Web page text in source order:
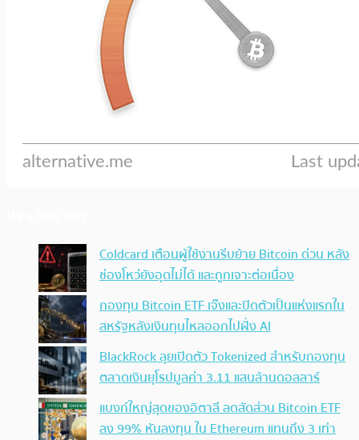
Coldcard เตือนผู้ใช้งานรีบย้าย Bitcoin ด่วน หลัง
ช่องโหว่ยังอุดไม่ได้ และถูกเจาะต่อเนื่อง
กองทุน Bitcoin ETF เจ๊งและปิดตัวเป็นแห่งแรกใน
สหรัฐหลังเงินทุนไหลออกไปฝั่ง AI
BlackRock ลุยเปิดตัว Tokenized สำหรับกองทุน
ตลาดเงินยุโรปมูลค่า 3.11 แสนล้านดอลลาร์
แบงก์ใหญ่สุดของอิตาลี ลดสัดส่วน Bitcoin ETF
ลง 99% หันลงทุน ใน Ethereum แทนถึง 3 เท่า